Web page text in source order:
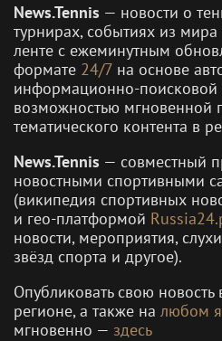
News.Tennis — новости о
турнирах, событиях из
ленте с ежеминутным
формате 24/7 на основе
информационно-поисковой
возможностью мгновенной
тематического контента в
News.Tennis — совместный
новостными спортивными
(википедия спортивных
и гео-платформой
новости, мероприятия,
звёзд спорта и другое).
Опубликовать свою
регионе, а также на любом
мгновенно — здесь